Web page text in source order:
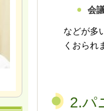
会
などが多
くおられ
2.パ